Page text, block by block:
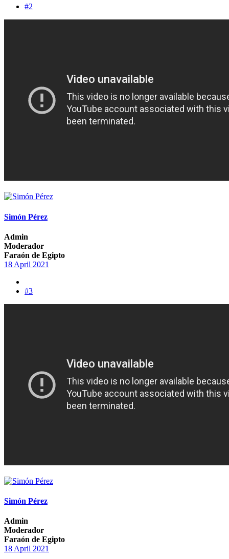
#2
Simón Pérez
Admin
Moderador
Faraón de Egipto
18 April 2021
#3
Simón Pérez
Admin
Moderador
Faraón de Egipto
18 April 2021